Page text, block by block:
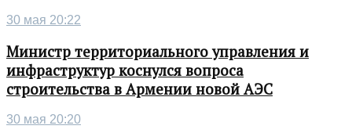
30 мая 20:22
Министр территориального управления и
инфраструктур коснулся вопроса
строительства в Армении новой АЭС
30 мая 20:20